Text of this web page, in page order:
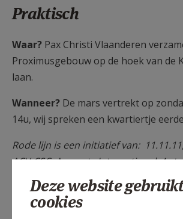
Praktisch
Waar? Pax Christi Vlaanderen
Proximusgebouw op de hoek van de
laan.
Wanneer? De mars vertrekt op
14u, wij spreken een kwartiertje
Rode lijn is een initiatief van: 11.11.11,
ACV-CSC, Amnesty International,
Palestine, Association belgo-
Beweging.net, Broederlijk Delen,
Mutualiteit, Mutualité chrétienne,
Deze website
cookies